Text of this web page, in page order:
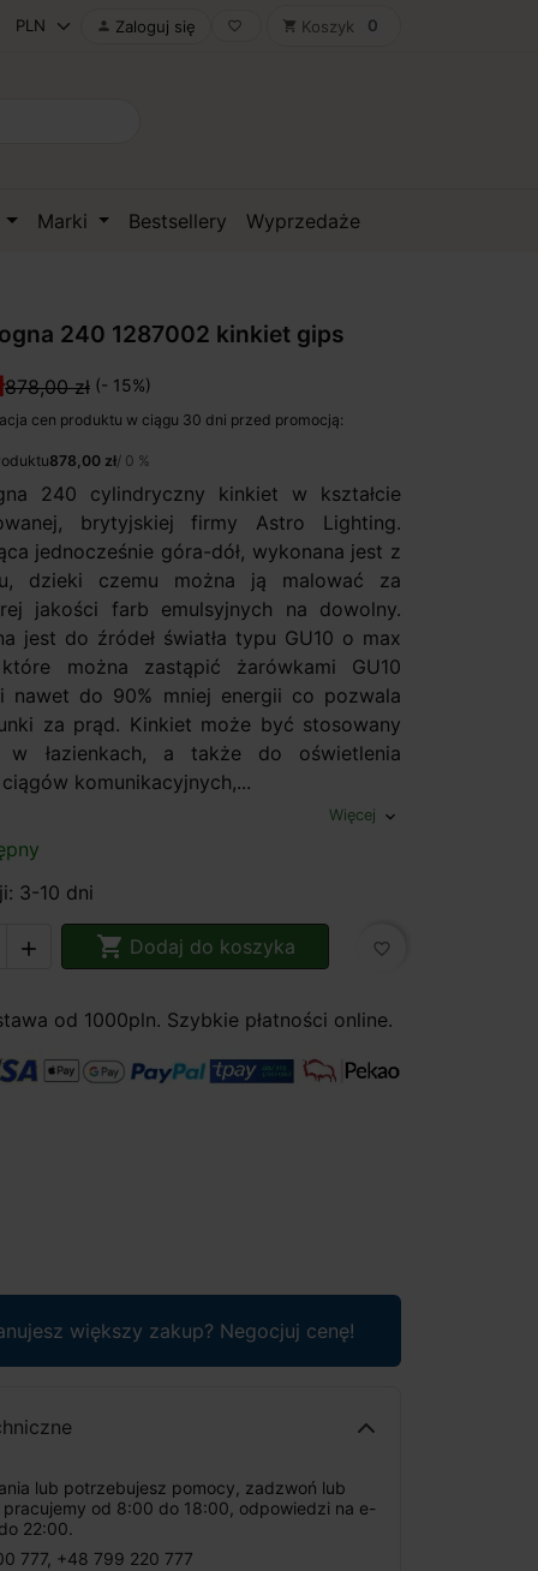
 Zaloguj się favorite_border shopping_cart Koszyk 0
Marki Bestsellery Wyprzedaże
240 1287002 kinkiet gips
878,00 zł (- 15%)
cen produktu w ciągu 30 dni przed promocją:
878,00 zł/ 0 %
240 cylindryczny kinkiet w kształcie
brytyjskiej firmy Astro Lighting.
jednocześnie góra-dół, wykonana jest z
dzieki czemu można ją malować za
jakości farb emulsyjnych na dowolny.
jest do źródeł światła typu GU10 o max
można zastąpić żarówkami GU10
nawet do 90% mniej energii co pozwala
za prąd. Kinkiet może być stosowany
łazienkach, a także do oświetlenia
komunikacyjnych,...
Więcej expand_more
3-10 dni
  Dodaj do koszyka favorite_border
od 1000pln. Szybkie płatności online.
większy zakup? Negocjuj cenę!
lub potrzebujesz pomocy, zadzwoń lub
pracujemy od 8:00 do 18:00, odpowiedzi na e-
22:00.
777, +48 799 220 777